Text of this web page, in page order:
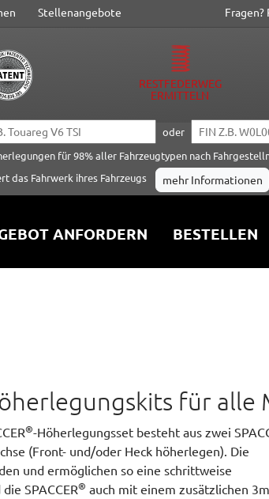
Stellenangebote
RESTFEDERWEG
ERMITTELN
oder
für 98% aller Fahrzeugtypen nach
das Fahrwerk ihres Fahrzeugs
mehr Informationen
ANFORDERN BESTELLEN
für alle
®-Höherlegungsset besteht aus zwei
(Front- und/oder Heck höherlegen). Die
und ermöglichen so eine schrittweise
SPACCER® auch mit einem zusätzlichen